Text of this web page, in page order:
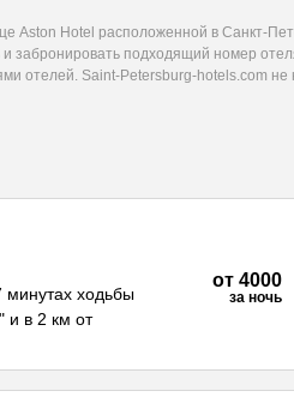
Aston Hotel расположенной в Санкт-
забронировать подходящий номер
отелей. Saint-Petersburg-hotels.com не
минутах ходьбы
и в 2 км от
от 4000
за ночь